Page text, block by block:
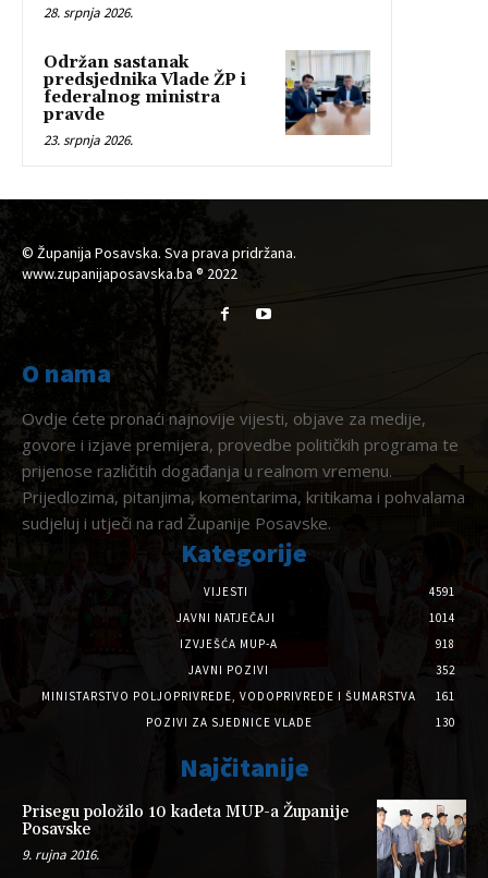
28. srpnja 2026.
Održan sastanak
predsjednika Vlade ŽP i
federalnog ministra
pravde
23. srpnja 2026.
© Županija Posavska. Sva prava pridržana.
www.zupanijaposavska.ba ® 2022
O nama
Ovdje ćete pronaći najnovije vijesti, objave za medije,
govore i izjave premijera, provedbe političkih programa te
prijenose različitih događanja u realnom vremenu.
Prijedlozima, pitanjima, komentarima, kritikama i pohvalama
sudjeluj i utječi na rad Županije Posavske.
Kategorije
VIJESTI
4591
JAVNI NATJEČAJI
1014
IZVJEŠĆA MUP-A
918
JAVNI POZIVI
352
MINISTARSTVO POLJOPRIVREDE, VODOPRIVREDE I ŠUMARSTVA
161
POZIVI ZA SJEDNICE VLADE
130
Najčitanije
Prisegu položilo 10 kadeta MUP-a Županije
Posavske
9. rujna 2016.